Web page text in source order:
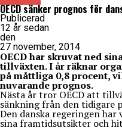
OECD sänker prognos för
Publicerad
12 år sedan
den
27 november, 2014
OECD har skruvat ned
tillväxten. I år räknar
på måttliga 0,8 procent,
nuvarande prognos.
Nästa år tror OECD att
sänkning från den tidigare
Den danska regeringen
sina framtidsutsikter och